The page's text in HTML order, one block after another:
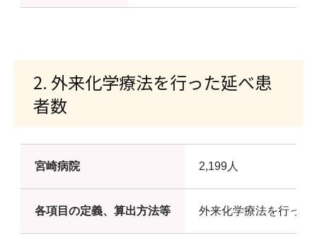
2. 外来化学療法を行った延べ患
者数
宮崎病院 2,199人
各項目の定義、算出方法等 外来化学療法を行った